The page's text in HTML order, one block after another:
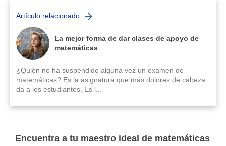
Artículo relacionado
La mejor forma de dar clases de apoyo de
matemáticas
¿Quién no ha suspendido alguna vez un examen de
matemáticas? Es la asignatura que más dolores de cabeza
da a los estudiantes. Es l...
Encuentra a tu maestro ideal de matemáticas